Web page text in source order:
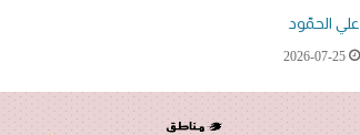
علي الحمّود
2026-07-25